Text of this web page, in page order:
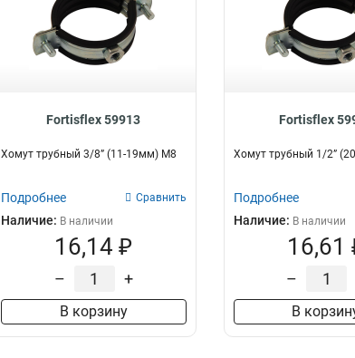
Fortisflex 59913
Хомут трубный 3/8” (11-19мм) М8
Подробнее Сравнить
Наличие: В наличии
16,14 ₽
– +
В корзину
Fortisflex
Хомут трубный 1/2”
Подробнее
Наличие: В наличии
16,61
–
В